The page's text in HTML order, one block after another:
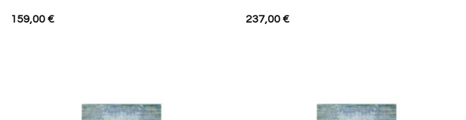
159,00€ 237,00€